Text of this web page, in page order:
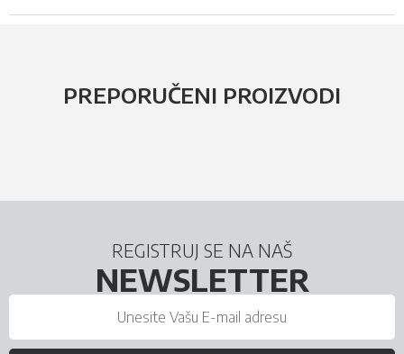
PREPORUČENI PROIZVODI
REGISTRUJ SE NA NAŠ
NEWSLETTER